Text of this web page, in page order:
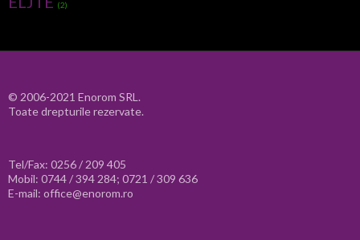
(2)
© 2006-2021 Enorom SRL.
Toate drepturile rezervate.
Tel/Fax: 0256 / 209 405
Mobil: 0744 / 394 284; 0721 / 309 636
E-mail: office@enorom.ro